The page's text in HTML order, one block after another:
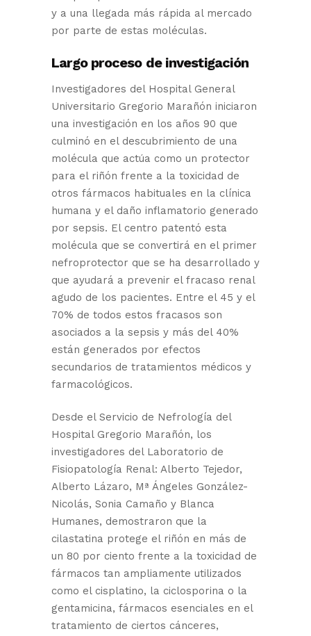
y a una llegada más rápida al mercado
por parte de estas moléculas.
Largo proceso de investigación
Investigadores del Hospital General
Universitario Gregorio Marañón iniciaron
una investigación en los años 90 que
culminó en el descubrimiento de una
molécula que actúa como un protector
para el riñón frente a la toxicidad de
otros fármacos habituales en la clínica
humana y el daño inflamatorio generado
por sepsis. El centro patentó esta
molécula que se convertirá en el primer
nefroprotector que se ha desarrollado y
que ayudará a prevenir el fracaso renal
agudo de los pacientes. Entre el 45 y el
70% de todos estos fracasos son
asociados a la sepsis y más del 40%
están generados por efectos
secundarios de tratamientos médicos y
farmacológicos.
Desde el Servicio de Nefrología del
Hospital Gregorio Marañón, los
investigadores del Laboratorio de
Fisiopatología Renal: Alberto Tejedor,
Alberto Lázaro, Mª Ángeles González-
Nicolás, Sonia Camaño y Blanca
Humanes, demostraron que la
cilastatina protege el riñón en más de
un 80 por ciento frente a la toxicidad de
fármacos tan ampliamente utilizados
como el cisplatino, la ciclosporina o la
gentamicina, fármacos esenciales en el
tratamiento de ciertos cánceres,